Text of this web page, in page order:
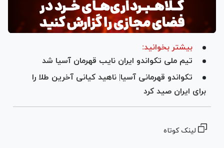
بیشتر بخوانید:
تیم ملی تکواندو ایران نایب قهرمان آسیا شد
تکواندو قهرمانی آسیا| ناهید کیانی آخرین طلا را
برای ایران صید کرد
لینک کوتاه